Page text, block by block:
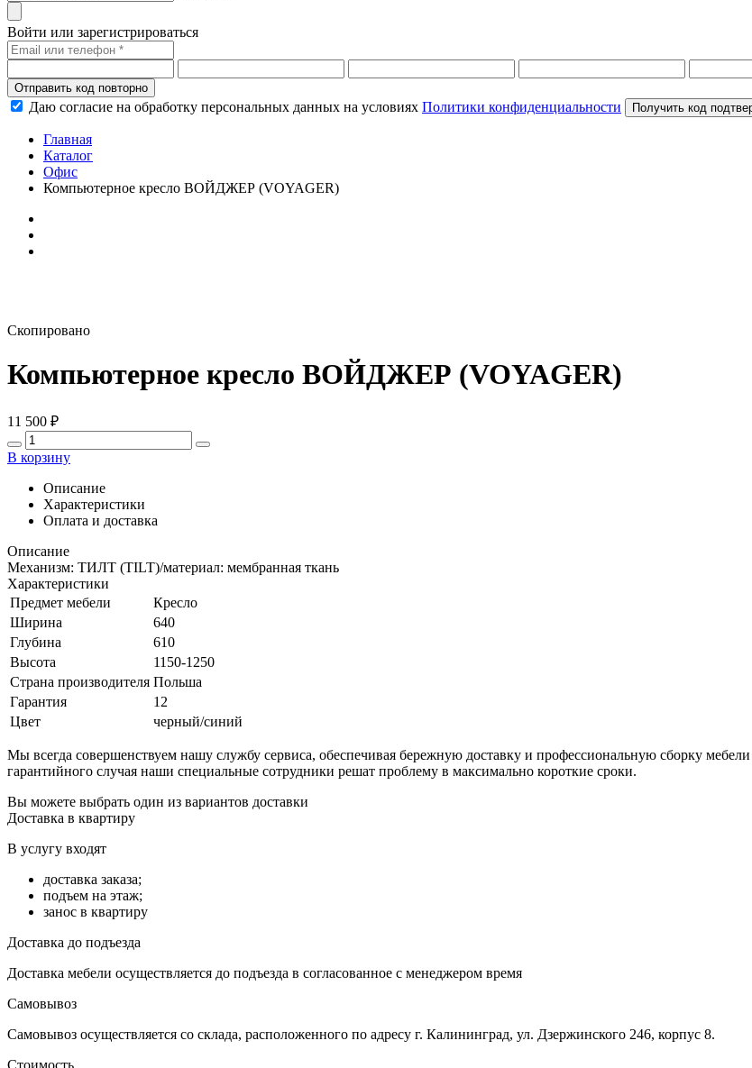
Войти или зарегистрироваться
Отправить код повторно
Даю согласие на обработку персональных данных на условиях Политики конфиденциальности Получить код
Главная
Каталог
Офис
Компьютерное кресло ВОЙДЖЕР (VOYAGER)
Скопировано
Компьютерное кресло ВОЙДЖЕР (VOYAGER)
11 500 ₽
В корзину
Описание
Характеристики
Оплата и доставка
Описание
Механизм: ТИЛТ (TILT)/материал: мембранная ткань
Характеристики
Предмет мебели
Кресло
Ширина
640
Глубина
610
Высота
1150-1250
Страна производителя Польша
Гарантия
12
Цвет
черный/синий
Мы всегда совершенствуем нашу службу сервиса, обеспечивая бережную доставку и профессиональную сборку
гарантийного случая наши специальные сотрудники решат проблему в максимально короткие сроки.
Вы можете выбрать один из вариантов доставки
Доставка в квартиру
В услугу входят
доставка заказа;
подъем на этаж;
занос в квартиру
Доставка до подъезда
Доставка мебели осуществляется до подъезда в согласованное с менеджером время
Самовывоз
Самовывоз осуществляется со склада, расположенного по адресу г. Калининград, ул. Дзержинского 246, корпус 8.
Стоимость